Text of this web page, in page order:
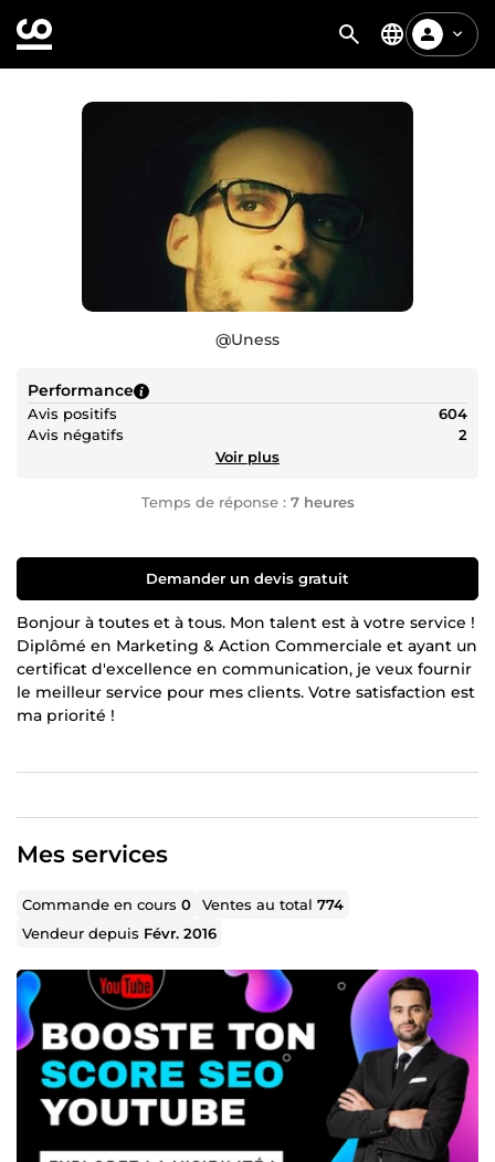
@Uness
Performance
Avis positifs
604
Avis négatifs
2
Voir plus
Temps de réponse : 7 heures
Demander un devis gratuit
Bonjour à toutes et à tous. Mon talent est à votre service !
Diplômé en Marketing & Action Commerciale et ayant un
certificat d'excellence en communication, je veux fournir
le meilleur service pour mes clients. Votre satisfaction est
ma priorité !
Mes services
Commande en cours0 Ventes au total774
Vendeur depuis Févr. 2016